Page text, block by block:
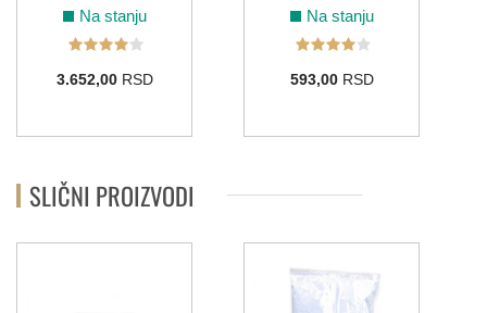
Na stanju
3.652,00RSD
Na stanju
593,00RSD
SLIČNI PROIZVODI